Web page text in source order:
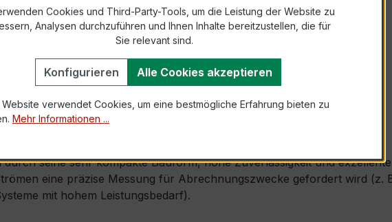
Ø 31 mm (Kabeldurchführung)
× Ipr (Dauerstrom 1 × Primärnennstrom)
× Ipr, 1 s
durch seine sehr kompakte Bauform, hohe Zuverlässigkeit und
eine präzise Messung für Abrechnungszwecke gefordert wird (z.
mit hohem Leistungsbedarf).
Cookies und Third-Party-Tools, um die Leistung der Website zu
Analysen durchzuführen und Ihnen Inhalte bereitzustellen, die für
Sie relevant sind.
Konfigurieren Alle Cookies akzeptieren
Website verwendet Cookies, um eine bestmögliche Erfahrung bieten zu
Mehr Informationen ...